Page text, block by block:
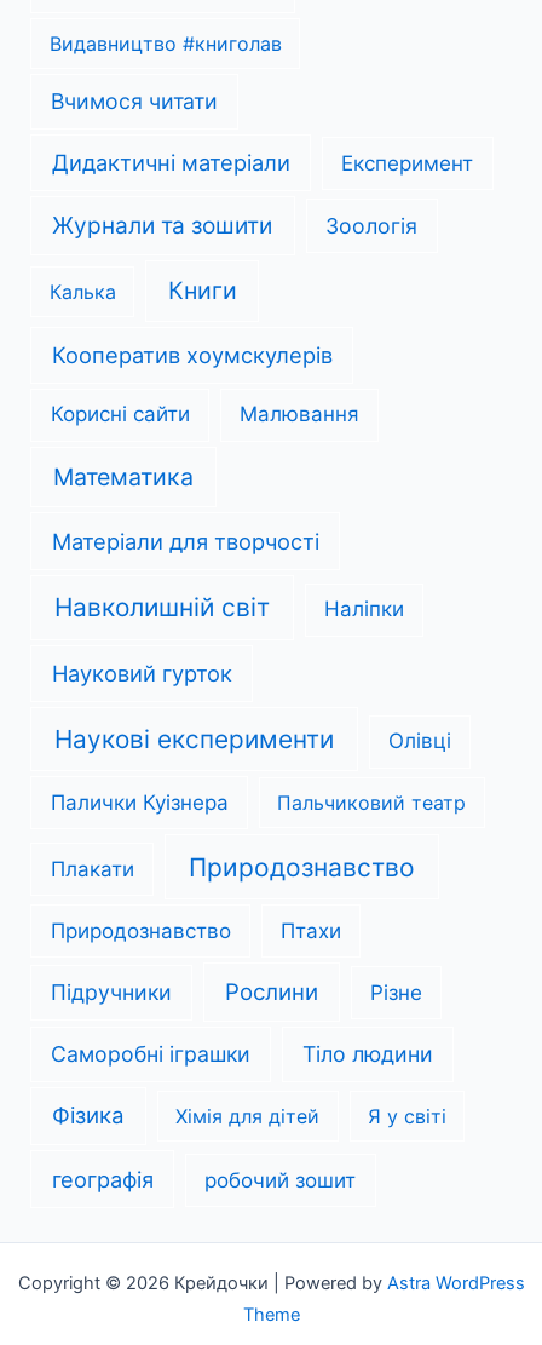
Видавництво #книголав
Вчимося читати
Дидактичні матеріали Експеримент
Журнали та зошити Зоологія
Калька Книги
Кооператив хоумскулерів
Корисні сайти Малювання
Математика
Матеріали для творчості
Навколишній світ Наліпки
Науковий гурток
Наукові експерименти Олівці
Палички Куізнера Пальчиковий театр
Плакати Природознавство
Природознавство Птахи
Підручники Рослини Різне
Саморобні іграшки Тіло людини
Фізика Хімія для дітей Я у світі
географія робочий зошит
Copyright © 2026 Крейдочки | Powered by Astra WordPress
Theme